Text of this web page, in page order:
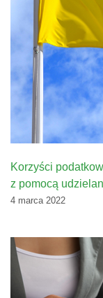
Korzyści
z pomocą
4 marca 2022